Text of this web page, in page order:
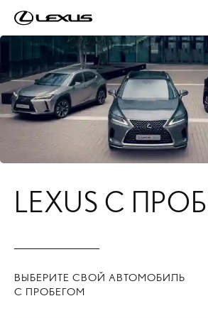
LEXUS С
ВЫБЕРИТЕ СВОЙ АВТОМОБИЛЬ
С ПРОБЕГОМ